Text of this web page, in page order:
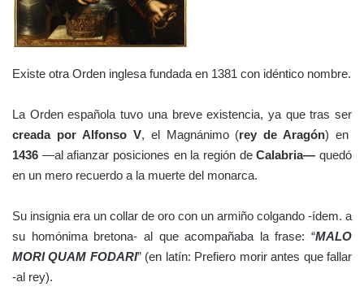
Existe otra Orden inglesa fundada en 1381 con idéntico nombre.
La Orden española tuvo una breve existencia, ya que tras ser
creada por Alfonso V, el Magnánimo (rey de Aragón) en
1436 —al afianzar posiciones en la región deCalabria— quedó
en un mero recuerdo a la muerte del monarca.
Su insignia era un collar de oro con un armiño colgando -ídem. a
su homónima bretona- al que acompañaba la frase: “MALO
MORI QUAM FODARI” (en latín: Prefiero morir antes que fallar
-al rey).